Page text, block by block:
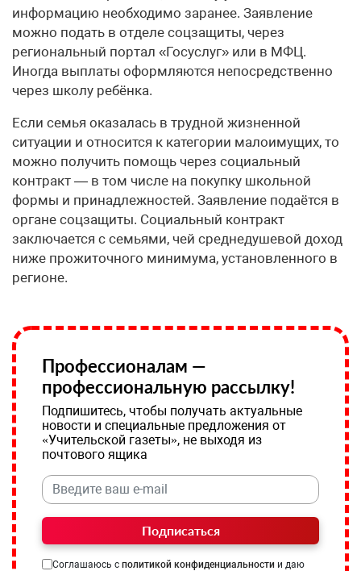
информацию необходимо заранее. Заявление
можно подать в отделе соцзащиты, через
региональный портал «Госуслуг» или в МФЦ.
Иногда выплаты оформляются непосредственно
через школу ребёнка.
Если семья оказалась в трудной жизненной
ситуации и относится к категории малоимущих, то
можно получить помощь через социальный
контракт — в том числе на покупку школьной
формы и принадлежностей. Заявление подаётся в
органе соцзащиты. Социальный контракт
заключается с семьями, чей среднедушевой доход
ниже прожиточного минимума, установленного в
регионе.
Профессионалам —
профессиональную рассылку!
Подпишитесь, чтобы получать актуальные
новости и специальные предложения от
«Учительской газеты», не выходя из
почтового ящика
Подписаться
Соглашаюсь с политикой конфиденциальности и даю